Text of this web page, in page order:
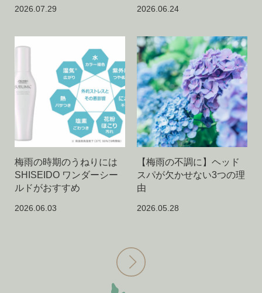
2026.07.29 2026.06.24
梅雨の時期のうねりには
SHISEIDO ワンダーシー
ルドがおすすめ
2026.06.03
【梅雨の不調に】ヘッド
スパが欠かせない3つの理
由
2026.05.28